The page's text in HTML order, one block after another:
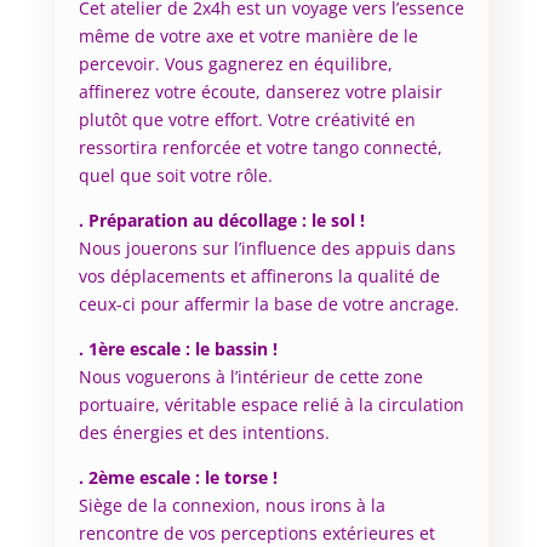
Cet atelier de 2x4h est un voyage vers l’essence
même de votre axe et votre manière de le
percevoir. Vous gagnerez en équilibre,
affinerez votre écoute, danserez votre plaisir
plutôt que votre effort. Votre créativité en
ressortira renforcée et votre tango connecté,
quel que soit votre rôle.
. Préparation au décollage : le sol !
Nous jouerons sur l’influence des appuis dans
vos déplacements et affinerons la qualité de
ceux-ci pour affermir la base de votre ancrage.
. 1ère escale : le bassin !
Nous voguerons à l’intérieur de cette zone
portuaire, véritable espace relié à la circulation
des énergies et des intentions.
. 2ème escale : le torse !
Siège de la connexion, nous irons à la
rencontre de vos perceptions extérieures et